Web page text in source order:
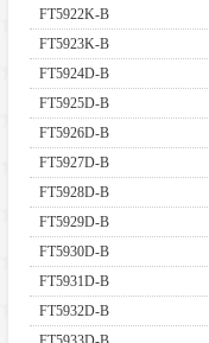
FT5922K-B
FT5923K-B
FT5924D-B
FT5925D-B
FT5926D-B
FT5927D-B
FT5928D-B
FT5929D-B
FT5930D-B
FT5931D-B
FT5932D-B